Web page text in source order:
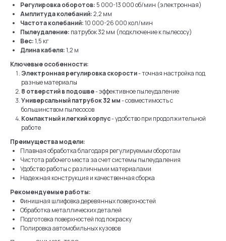
Регулировка оборотов: 5 000-13 000 об/мин (электронная)
Амплитуда колебаний:2,2 мм
Частота колебаний:10 000-26 000 кол/мин
Пылеудаление: патрубок 32 мм (подключение к пылесосу)
Вес:1,5 кг
Длина кабеля:1,2 м
Ключевые особенности:
Электронная регулировка скорости- точная настройка под
разные материалы
8 отверстий в подошве- эффективное пылеудаление
Универсальный патрубок 32 мм- совместимость с
большинством пылесосов
Компактный и легкий корпус- удобство при продолжительной
работе
Преимущества модели:
Плавная обработка благодаря регулируемым оборотам
Чистота рабочего места за счет системы пылеудаления
Удобство работы с различными материалами
Надежная конструкция и качественная сборка
Рекомендуемые работы:
Финишная шлифовка деревянных поверхностей
Обработка металлических деталей
Подготовка поверхностей под покраску
Полировка автомобильных кузовов